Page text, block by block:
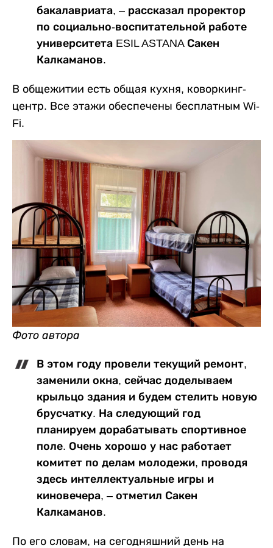
бакалавриата, – рассказал проректор
по социально-воспитательной работе
университета ESIL ASTANA Сакен
Калкаманов.
В общежитии есть общая кухня, коворкинг-
центр. Все этажи обеспечены бесплатным Wi-
Fi.
Фото автора
В этом году провели текущий ремонт,
заменили окна, сейчас доделываем
крыльцо здания и будем стелить новую
брусчатку. На следующий год
планируем дорабатывать спортивное
поле. Очень хорошо у нас работает
комитет по делам молодежи, проводя
здесь интеллектуальные игры и
киновечера, – отметил Сакен
Калкаманов.
По его словам, на сегодняшний день на